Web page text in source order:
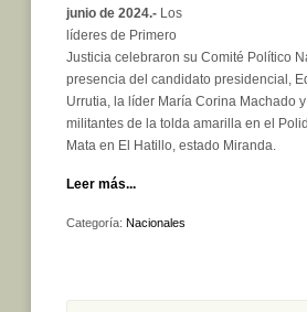
junio de 2024.- Los
líderes de Primero
Justicia celebraron su Comité Político
presencia del candidato presidencial,
Urrutia, la líder María Corina Machado y
militantes de la tolda amarilla en el
Mata en El Hatillo, estado Miranda.
Leer más...
Categoría: Nacionales